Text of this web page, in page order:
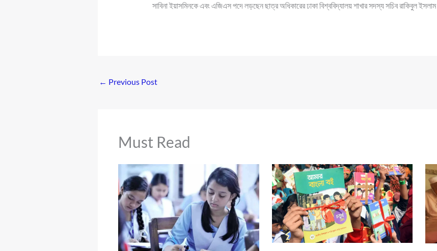
সাবিনা ইয়াসমিনকে এবং এজিএস পদে লড়ছেন ছাত্র অধিকারের ঢাকা বিশ্ববিদ্যালয় শাখার সদস্য সচিব রাকিবুল
← Previous Post
Must Read